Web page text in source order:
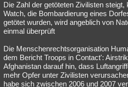
Die Zahl der getöteten Zivilisten
Watch, die Bombardierung eines
getötet wurden, wird angeblich von
einmal überprüft
Die Menschenrechtsorganisation
dem Bericht Troops in Contact':
Afghanistan darauf hin, dass
mehr Opfer unter Zivilisten
habe sich zwischen 2006 und 2007